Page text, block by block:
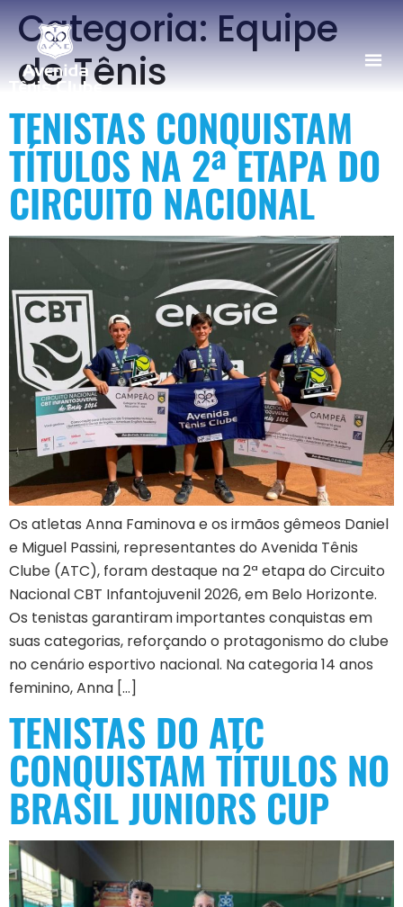
Categoria:Equipe
de Tênis
TENISTAS CONQUISTAM
TÍTULOS NA 2ª ETAPA DO
CIRCUITO NACIONAL
Os atletas Anna Faminova e os irmãos gêmeos Daniel
e Miguel Passini, representantes do Avenida Tênis
Clube (ATC), foram destaque na 2ª etapa do Circuito
Nacional CBT Infantojuvenil 2026, em Belo Horizonte.
Os tenistas garantiram importantes conquistas em
suas categorias, reforçando o protagonismo do clube
no cenário esportivo nacional. Na categoria 14 anos
feminino, Anna […]
TENISTAS DO ATC
CONQUISTAM TÍTULOS NO
BRASIL JUNIORS CUP